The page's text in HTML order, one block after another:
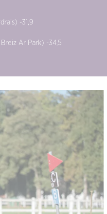
-31,9
Ar Park) -34,5